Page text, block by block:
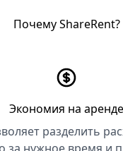
Почему ShareRent?
Экономия на аренде
разделить